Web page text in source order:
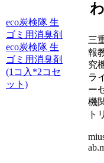
eco炭検隊 生
ゴミ用消臭剤
eco炭検隊 生
ゴミ用消臭剤
(1コ入*2コセ
ット)
三
報
究
ラ
ー
機
ト